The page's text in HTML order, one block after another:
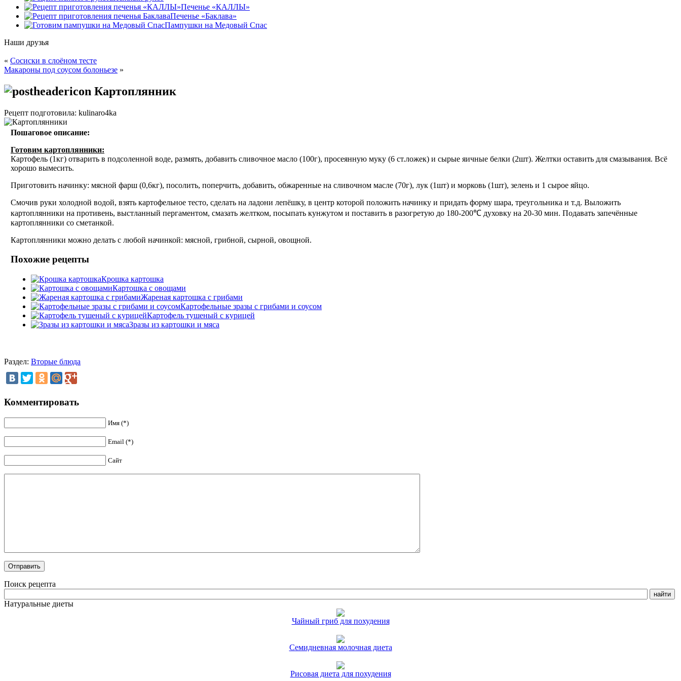
Печенье «КАЛЛЫ»
Печенье «Баклава»
Пампушки на Медовый Спас
Наши друзья
« Сосиски в слоёном тесте
Макароны под соусом болоньезе »
Картоплянник
Рецепт подготовила: kulinaro4ka
Пошаговое описание:
Готовим картоплянники:
Картофель (1кг) отварить в подсоленной воде, размять, добавить сливочное масло (100г), просеянную муку (6 ст.ложек) и сырые яичные белки (2шт). Желтки оставить для смазывания. Всё
хорошо вымесить.
Приготовить начинку: мясной фарш (0,6кг), посолить, поперчить, добавить, обжаренные на сливочном масле (70г), лук (1шт) и морковь (1шт), зелень и 1 сырое яйцо.
Смочив руки холодной водой, взять картофельное тесто, сделать на ладони лепёшку, в центр которой положить начинку и придать форму шара, треугольника и т.д. Выложить
картоплянники на противень, выстланный пергаментом, смазать желтком, посыпать кунжутом и поставить в разогретую до 180-200℃ духовку на 20-30 мин. Подавать запечённые
картоплянники со сметанкой.
Картоплянники можно делать с любой начинкой: мясной, грибной, сырной, овощной.
Похожие рецепты
Крошка картошка
Картошка с овощами
Жареная картошка с грибами
Картофельные зразы с грибами и соусом
Картофель тушеный с курицей
Зразы из картошки и мяса
Раздел: Вторые блюда
Комментировать
Имя (*)
Email (*)
Сайт
Поиск рецепта
Натуральные диеты
Чайный гриб для похудения
Семидневная молочная диета
Рисовая диета для похудения